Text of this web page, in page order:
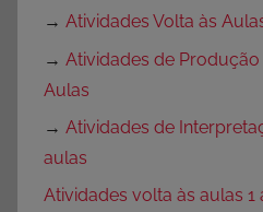
→ Atividades Volta às
→ Atividades de Produção
Aulas
→ Atividades de
aulas
Atividades volta às aulas 1